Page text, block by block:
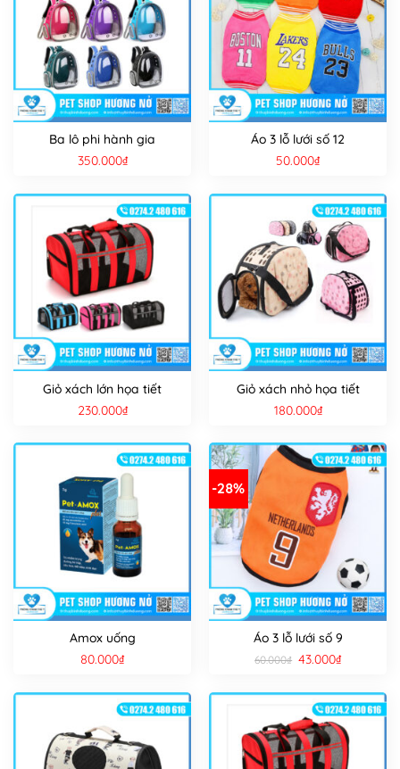
Ba lô phi hành gia
350.000₫
Áo 3 lỗ lưới số 12
50.000₫
Giỏ xách lớn họa tiết
230.000₫
Giỏ xách nhỏ họa tiết
180.000₫
Amox uống
80.000₫
-28%
Áo 3 lỗ lưới số 9
60.000₫ Giá
gốc
60.000₫.
43.000₫Giá
hiện
là:
43.000₫.